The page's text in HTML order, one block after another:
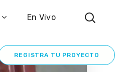
En Vivo
REGISTRA TU PROYECTO